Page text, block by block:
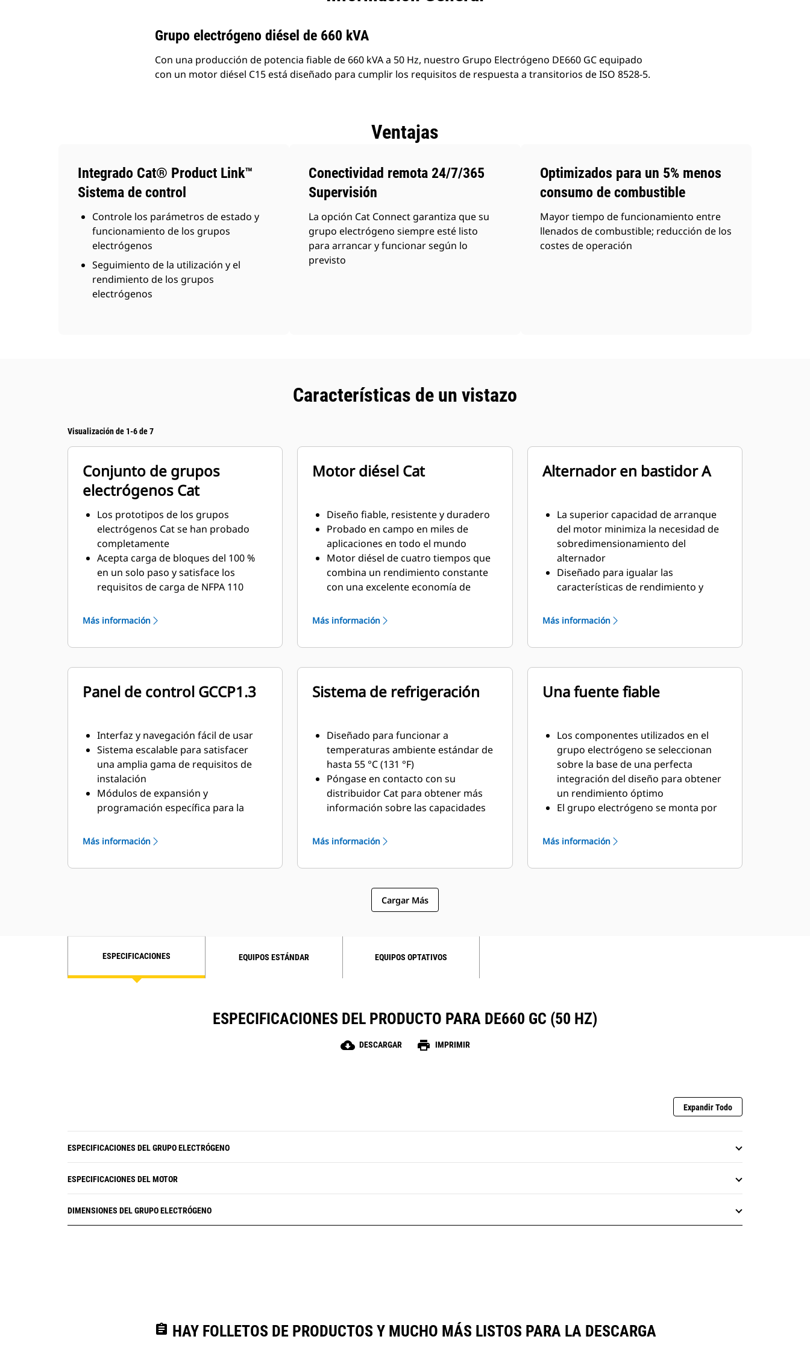
Grupo electrógeno diésel de 660 kVA
Con una producción de potencia fiable de 660 kVA a 50 Hz, nuestro Grupo Electrógeno DE660 GC equipado
con un motor diésel C15 está diseñado para cumplir los requisitos de respuesta a transitorios de ISO 8528-5.
Ventajas
Integrado Cat® Product Link™
Sistema de control
Controle los parámetros de estado y
funcionamiento de los grupos
electrógenos
Seguimiento de la utilización y el
rendimiento de los grupos
electrógenos
Conectividad remota 24/7/365
Supervisión
La opción Cat Connect garantiza que su
grupo electrógeno siempre esté listo
para arrancar y funcionar según lo
previsto
Optimizados para un 5% menos
consumo de combustible
Mayor tiempo de funcionamiento entre
llenados de combustible; reducción de los
costes de operación
Características de un vistazo
Visualización de 1-6 de 7
Conjunto de grupos
electrógenos Cat
Los prototipos de los grupos
electrógenos Cat se han probado
completamente
Acepta carga de bloques del 100 %
en un solo paso y satisface los
requisitos de carga de NFPA 110
respuesta a transitorios y estado
Más información
Motor diésel Cat
Diseño fiable, resistente y duradero
Probado en campo en miles de
aplicaciones en todo el mundo
Motor diésel de cuatro tiempos que
combina un rendimiento constante
con una excelente economía de
Más información
Alternador en bastidor A
La superior capacidad de arranque
del motor minimiza la necesidad de
sobredimensionamiento del
alternador
Diseñado para igualar las
características de rendimiento y
Robusto aislamiento de clase H
Más información
Panel de control GCCP1.3
Interfaz y navegación fácil de usar
Sistema escalable para satisfacer
una amplia gama de requisitos de
instalación
Módulos de expansión y
programación específica para la
concretos de los clientes
Más información
Sistema de refrigeración
Diseñado para funcionar a
temperaturas ambiente estándar de
hasta 55 °C (131 °F)
Póngase en contacto con su
distribuidor Cat para obtener más
información sobre las capacidades
Más información
Una fuente fiable
Los componentes utilizados en el
grupo electrógeno se seleccionan
sobre la base de una perfecta
integración del diseño para obtener
un rendimiento óptimo
El grupo electrógeno se monta por
Caterpillar de acuerdo con nuestras
Cada grupo electrógeno se prueba
Más información
Cargar Más
ESPECIFICACIONES EQUIPOS ESTÁNDAR EQUIPOS OPTATIVOS
ESPECIFICACIONES DEL PRODUCTO PARA DE660 GC (50 HZ)
cloud_download DESCARGAR print IMPRIMIR
Expandir Todo
ESPECIFICACIONES DEL GRUPO ELECTRÓGENO
ESPECIFICACIONES DEL MOTOR
DIMENSIONES DEL GRUPO ELECTRÓGENO
assignment HAY FOLLETOS DE PRODUCTOS Y MUCHO MÁS LISTOS PARA LA DESCARGA